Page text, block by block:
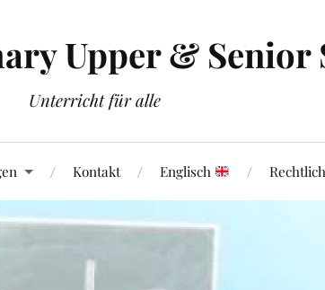
Upper &
Unterricht für alle
Kontakt Englisch